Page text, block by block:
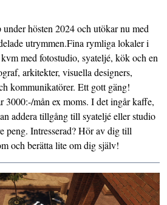
under hösten 2024 och utökar nu med
utrymmen.Fina rymliga lokaler i
med fotostudio, syateljé, kök och en
arkitekter, visuella designers,
kommunikatörer. Ett gott gäng!
3000:-/mån ex moms. I det ingår kaffe,
addera tillgång till syateljé eller studio
peng. Intresserad? Hör av dig till
och berätta lite om dig själv!